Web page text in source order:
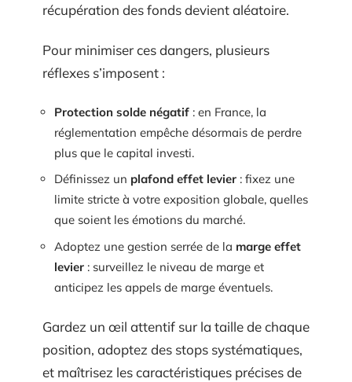
récupération des fonds devient aléatoire.
Pour minimiser ces dangers, plusieurs
réflexes s’imposent :
Protection solde négatif : en France, la
réglementation empêche désormais de perdre
plus que le capital investi.
Définissez un plafond effet levier : fixez une
limite stricte à votre exposition globale, quelles
que soient les émotions du marché.
Adoptez une gestion serrée de la marge effet
levier : surveillez le niveau de marge et
anticipez les appels de marge éventuels.
Gardez un œil attentif sur la taille de chaque
position, adoptez des stops systématiques,
et maîtrisez les caractéristiques précises de